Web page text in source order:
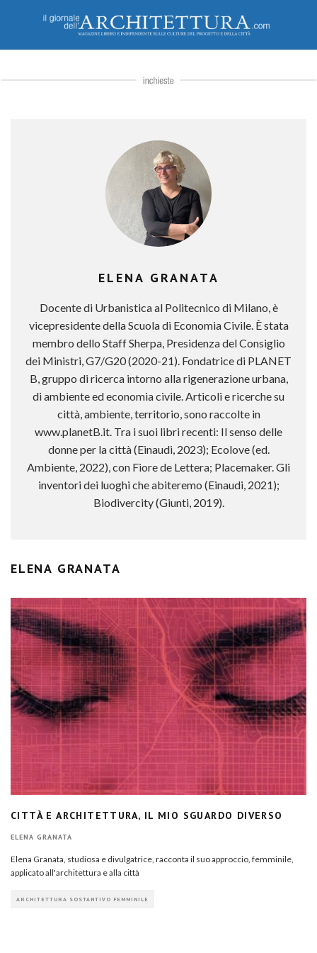
ELENA GRANATA
Docente di Urbanistica al Politecnico di Milano, è
vicepresidente della Scuola di Economia Civile. È stata
membro dello Staff Sherpa, Presidenza del Consiglio
dei Ministri, G7/G20 (2020-21). Fondatrice di PLANET
B, gruppo di ricerca intorno alla rigenerazione urbana,
di ambiente ed economia civile. Articoli e ricerche su
città, ambiente, territorio, sono raccolte in
www.planetB.it. Tra i suoi libri recenti: Il senso delle
donne per la città (Einaudi, 2023); Ecolove (ed.
Ambiente, 2022), con Fiore de Lettera; Placemaker. Gli
inventori dei luoghi che abiteremo (Einaudi, 2021);
Biodivercity (Giunti, 2019).
ELENA GRANATA
CITTÀ E ARCHITETTURA, IL MIO SGUARDO DIVERSO
ELENA GRANATA
Elena Granata, studiosa e divulgatrice, racconta il suo approccio, femminile,
applicato all'architettura e alla città
ARCHITETTURA SOSTANTIVO FEMMINILE